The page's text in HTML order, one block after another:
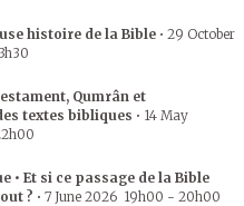
histoire de la Bible • 29 October
Qumrân et
textes bibliques • 14 May
• Et si ce passage de la Bible
? • 7 June 2026 19h00 - 20h00